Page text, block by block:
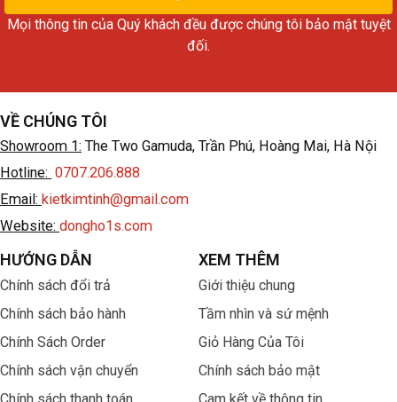
Mọi thông tin của Quý khách đều được chúng tôi bảo mật tuyệt
đối.
VỀ CHÚNG TÔI
Showroom 1: The Two Gamuda, Trần Phú, Hoàng Mai, Hà Nội
Hotline: 0707.206.888
Email: kietkimtinh@gmail.com
Website: dongho1s.com
HƯỚNG DẪN
Chính sách đổi trả
Chính sách bảo hành
Chính Sách Order
Chính sách vận chuyển
XEM THÊM
Giới thiệu chung
Tầm nhìn và sứ mệnh
Giỏ Hàng Của Tôi
Chính sách bảo mật